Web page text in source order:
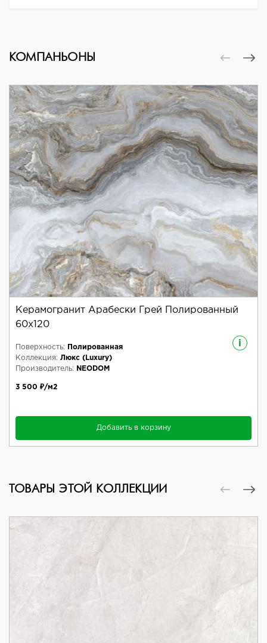
КОМПАНЬОНЫ
Керамогранит Арабески Грей Полированный
60x120
i
Поверхность:
Полированная
Коллекция: Люкс (Luxury)
Производитель:
NEODOM
3 500 ₽/м2
Добавить в корзину
ТОВАРЫ ЭТОЙ КОЛЛЕКЦИИ